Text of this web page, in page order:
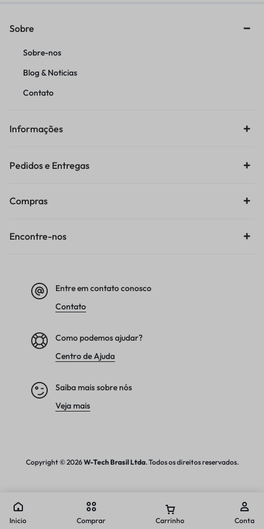
Sobre
Sobre-nos
Blog & Noticias
Contato
Informações
Pedidos e Entregas
Compras
Encontre-nos
Entre em contato conosco
Contato
Como podemos ajudar?
Centro de Ajuda
Saiba mais sobre nós
Veja mais
Copyright © 2026W-TechBrasil Ltda. Todos os direitos reservados.
Inicio Comprar Carrinho Conta
Comparar produtos